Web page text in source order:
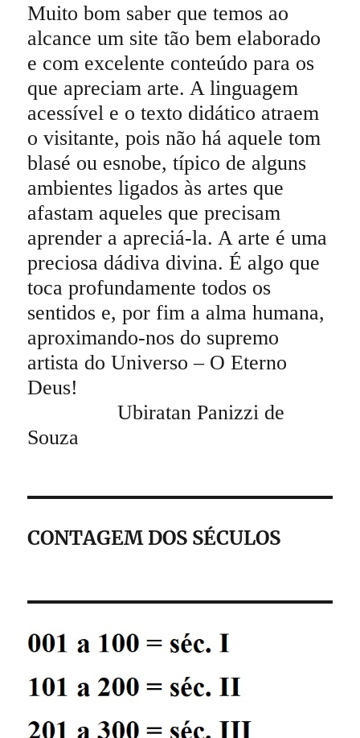
Muito bom saber que temos ao
alcance um site tão bem elaborado
e com excelente conteúdo para os
que apreciam arte. A linguagem
acessível e o texto didático atraem
o visitante, pois não há aquele tom
blasé ou esnobe, típico de alguns
ambientes ligados às artes que
afastam aqueles que precisam
aprender a apreciá-la. A arte é uma
preciosa dádiva divina. É algo que
toca profundamente todos os
sentidos e, por fim a alma humana,
aproximando-nos do supremo
artista do Universo – O Eterno
Deus!
Ubiratan Panizzi de
Souza
CONTAGEM DOS SÉCULOS